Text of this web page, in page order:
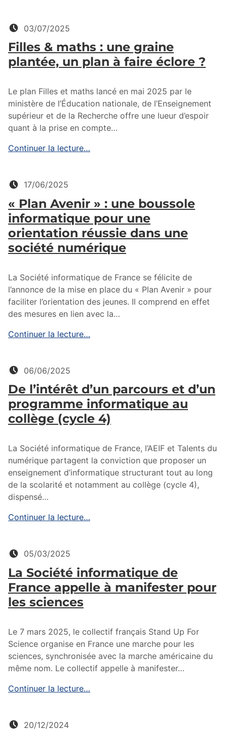
03/07/2025
Filles & maths : une graine
plantée, un plan à faire éclore ?
Le plan Filles et maths lancé en mai 2025 par le
ministère de l’Éducation nationale, de l’Enseignement
supérieur et de la Recherche offre une lueur d’espoir
quant à la prise en compte…
Continuer la lecture…
Posté le:
17/06/2025
« Plan Avenir » : une boussole
informatique pour une
orientation réussie dans une
société numérique
La Société informatique de France se félicite de
l’annonce de la mise en place du « Plan Avenir » pour
faciliter l’orientation des jeunes. Il comprend en effet
des mesures en lien avec la…
Continuer la lecture…
06/06/2025
De l’intérêt d’un parcours et d’un
programme informatique au
collège (cycle 4)
La Société informatique de France, l’AEIF et Talents du
numérique partagent la conviction que proposer un
enseignement d’informatique structurant tout au long
de la scolarité et notamment au collège (cycle 4),
dispensé…
Continuer la lecture…
Posté le:
05/03/2025
La Société informatique de
France appelle à manifester pour
les sciences
Le 7 mars 2025, le collectif français Stand Up For
Science organise en France une marche pour les
sciences, synchronisée avec la marche américaine du
même nom. Le collectif appelle à manifester…
Continuer la lecture…
Posté le:
20/12/2024